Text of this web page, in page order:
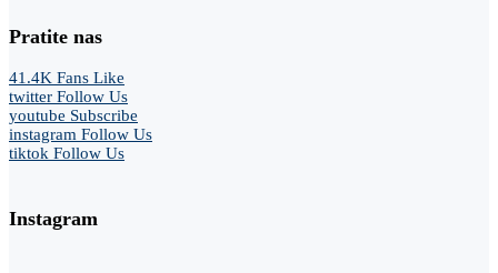
Pratite nas
41.4K Fans Like
twitter Follow Us
youtube Subscribe
instagram Follow Us
tiktok Follow Us
Instagram